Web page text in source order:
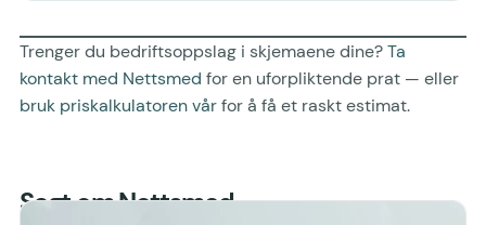
Trenger du bedriftsoppslag i skjemaene dine?Ta
kontakt med Nettsmed for en uforpliktende prat — eller
bruk priskalkulatoren vårfor å få et raskt estimat.
Sagt om Nettsmed